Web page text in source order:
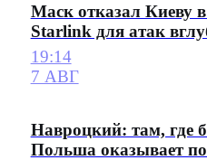
Маск отказал Киеву
Starlink для атак
19:14
7 АВГ
Навроцкий: там, где
Польша оказывает